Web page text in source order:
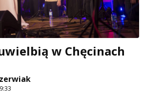
w Chęcinach